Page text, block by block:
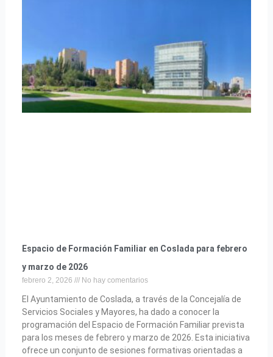
Espacio de Formación Familiar en Coslada para febrero
y marzo de 2026
febrero 2, 2026 No hay comentarios
El Ayuntamiento de Coslada, a través de la Concejalía de
Servicios Sociales y Mayores, ha dado a conocer la
programación del Espacio de Formación Familiar prevista
para los meses de febrero y marzo de 2026. Esta iniciativa
ofrece un conjunto de sesiones formativas orientadas a